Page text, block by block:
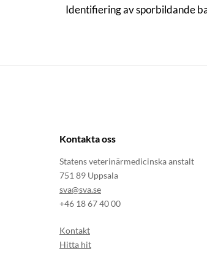
Identifiering av sporbildande
Kontakta oss
Statens veterinärmedicinska anstalt
751 89 Uppsala
sva@sva.se
+46 18 67 40 00
Kontakt
Hitta hit